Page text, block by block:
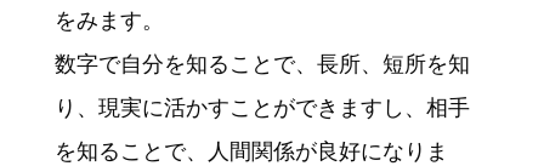
をみます。
数字で自分を知ることで、長所、短所を知
り、現実に活かすことができますし、相手
を知ることで、人間関係が良好になりま